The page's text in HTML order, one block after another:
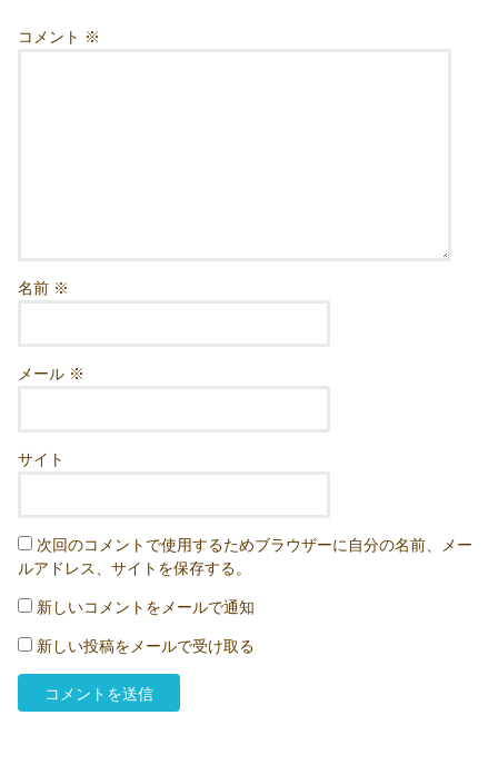
コメント ※
名前 ※
メール ※
サイト
次回のコメントで使用するためブラウザーに自分の名前、メー
ルアドレス、サイトを保存する。
新しいコメントをメールで通知
新しい投稿をメールで受け取る